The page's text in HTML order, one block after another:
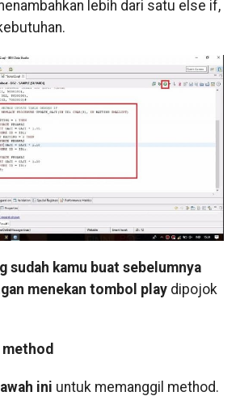
lebih dari satu else if,
sudah kamu buat sebelumnya
menekan tombol playdipojok
ini untuk memanggil method.